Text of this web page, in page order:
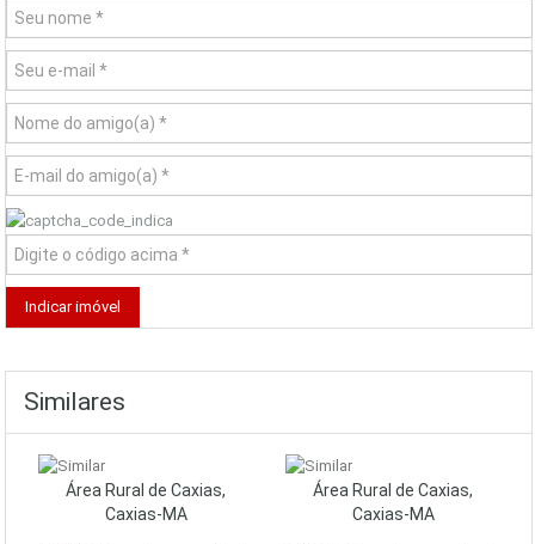
Similares
Área Rural de Caxias,
Caxias-MA
Área Rural de Caxias,
Caxias-MA